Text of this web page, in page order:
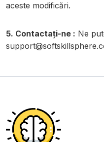
aceste modificări.
5. Contactați-ne : Ne